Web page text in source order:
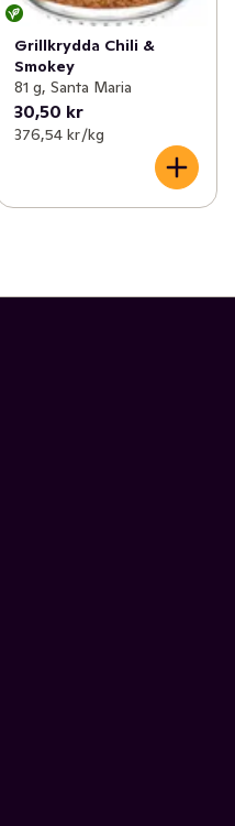
Grillkrydda Chili &
Smokey
81 g, Santa Maria
30,50 kr
376,54 kr /kg